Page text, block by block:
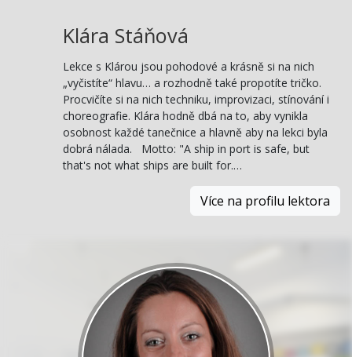
Klára Stáňová
Lekce s Klárou jsou pohodové a krásně si na nich
„vyčistíte“ hlavu… a rozhodně také propotíte tričko.
Procvičíte si na nich techniku, improvizaci, stínování i
choreografie. Klára hodně dbá na to, aby vynikla
osobnost každé tanečnice a hlavně aby na lekci byla
dobrá nálada. Motto: "A ship in port is safe, but
that's not what ships are built for.…
Více na profilu lektora